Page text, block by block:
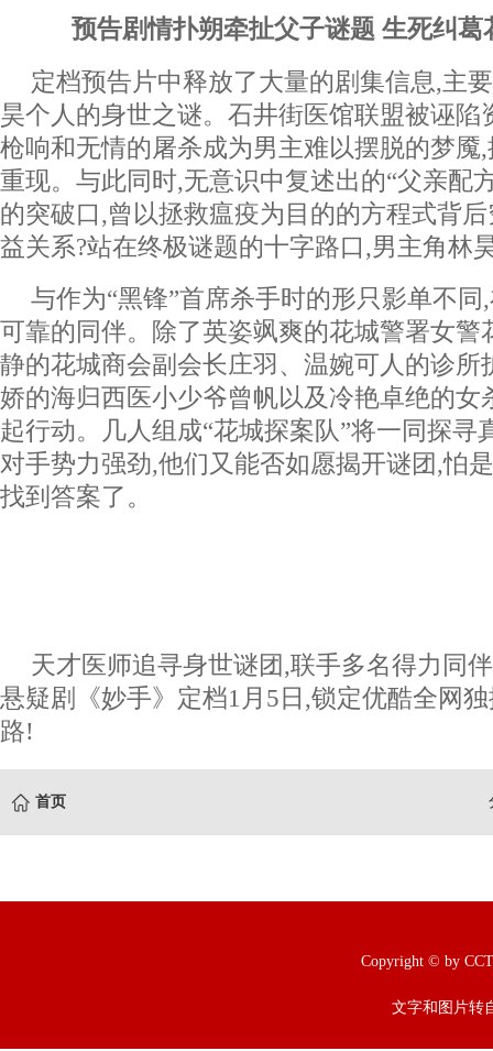
预告剧情扑朔牵扯父子谜题 生死纠葛
定档预告片中释放了大量的剧集信息,主
昊个人的身世之谜。石井街医馆联盟被诬陷
枪响和无情的屠杀成为男主难以摆脱的梦魇
重现。与此同时,无意识中复述出的“父亲配
的突破口,曾以拯救瘟疫为目的的方程式背
益关系?站在终极谜题的十字路口,男主角林
与作为“黑锋”首席杀手时的形只影单不
可靠的同伴。除了英姿飒爽的花城警署女警
静的花城商会副会长庄羽、温婉可人的诊所
娇的海归西医小少爷曾帆以及冷艳卓绝的女
起行动。几人组成“花城探案队”将一同探寻
对手势力强劲,他们又能否如愿揭开谜团,怕
找到答案了。
天才医师追寻身世谜团,联手多名得力同
悬疑剧《妙手》定档1月5日,锁定优酷全网
路!
首页
Copyright © by
文字和图片转